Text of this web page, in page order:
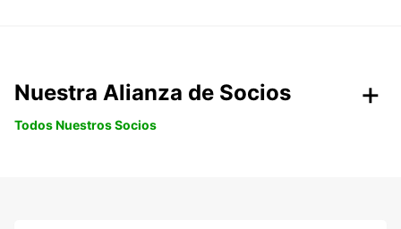
Nuestra Alianza de Socios
Todos Nuestros Socios